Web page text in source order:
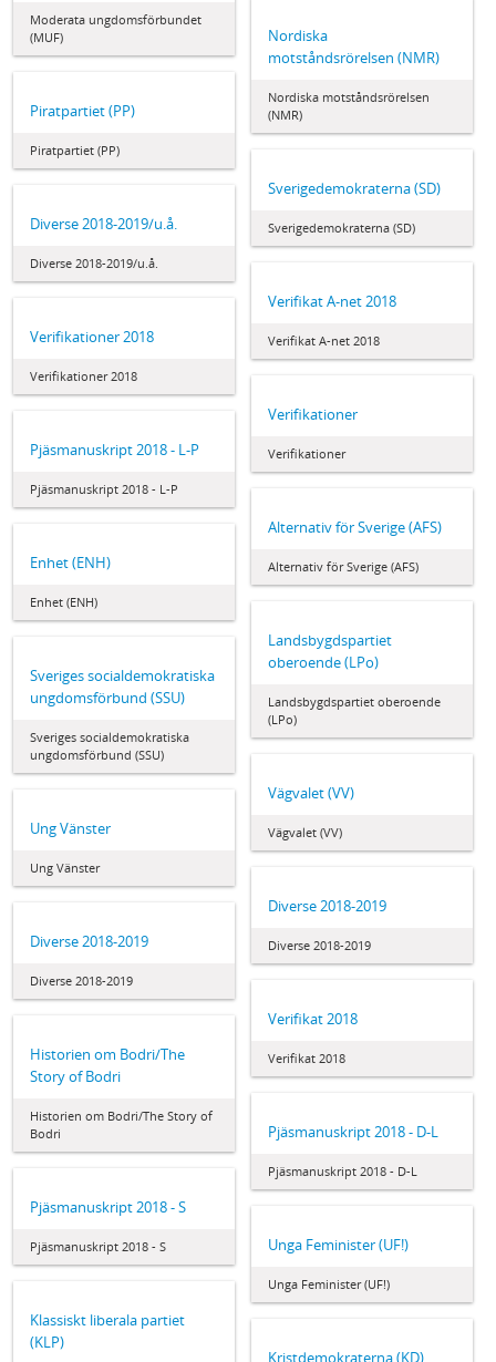
Moderata ungdomsförbundet
(MUF)
Nordiska
motståndsrörelsen (NMR)
Nordiska motståndsrörelsen
(NMR)
Piratpartiet (PP)
Piratpartiet (PP)
Sverigedemokraterna (SD)
Sverigedemokraterna (SD)
Diverse 2018-2019/u.å.
Diverse 2018-2019/u.å.
Verifikat A-net 2018
Verifikat A-net 2018
Verifikationer 2018
Verifikationer 2018
Verifikationer
Verifikationer
Pjäsmanuskript 2018 - L-P
Pjäsmanuskript 2018 - L-P
Alternativ för Sverige (AFS)
Alternativ för Sverige (AFS)
Enhet (ENH)
Enhet (ENH)
Landsbygdspartiet
oberoende (LPo)
Landsbygdspartiet oberoende
(LPo)
Sveriges socialdemokratiska
ungdomsförbund (SSU)
Sveriges socialdemokratiska
ungdomsförbund (SSU)
Vägvalet (VV)
Vägvalet (VV)
Ung Vänster
Ung Vänster
Diverse 2018-2019
Diverse 2018-2019
Diverse 2018-2019
Diverse 2018-2019
Verifikat 2018
Verifikat 2018
Historien om Bodri/The
Story of Bodri
Historien om Bodri/The Story of
Bodri
Pjäsmanuskript 2018 - D-L
Pjäsmanuskript 2018 - D-L
Pjäsmanuskript 2018 - S
Pjäsmanuskript 2018 - S Unga Feminister (UF!)
Unga Feminister (UF!)
Klassiskt liberala partiet
(KLP)
Kristdemokraterna (KD)